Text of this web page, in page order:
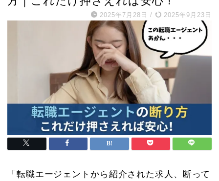
2025年7月28日 / 2025年9月23日
「転職エージェントから紹介された求人、断って